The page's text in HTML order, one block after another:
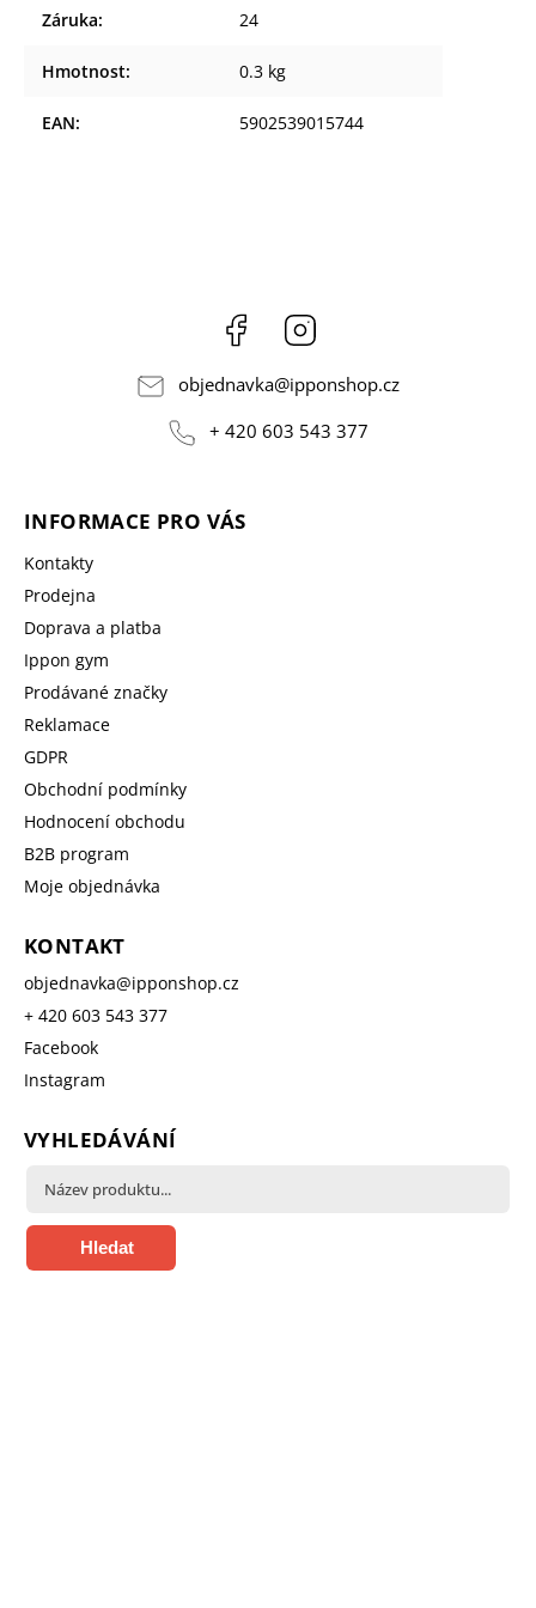
Záruka: 24
Hmotnost: 0.3 kg
EAN: 5902539015744
Facebook
objednavka@ipponshop.cz
+ 420 603 543 377
INFORMACE PRO VÁS
Kontakty
Prodejna
Doprava a platba
Ippon gym
Prodávané značky
Reklamace
GDPR
Obchodní podmínky
Hodnocení obchodu
B2B program
Moje objednávka
KONTAKT
objednavka@ipponshop.cz
+ 420 603 543 377
Facebook
Instagram
VYHLEDÁVÁNÍ
Hledat